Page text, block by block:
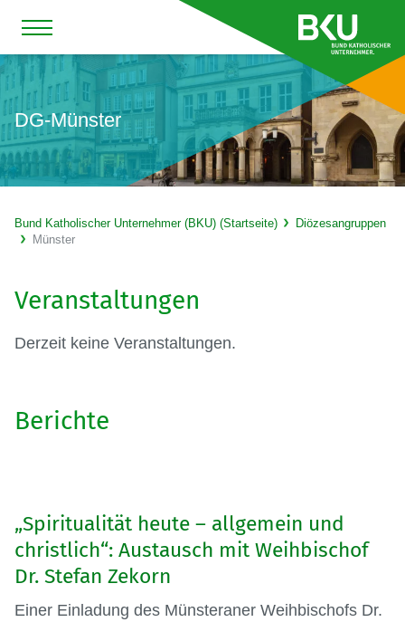
DG-Münster
Bund Katholischer Unternehmer (BKU) (Startseite)
Diözesangruppen
Münster
Veranstaltungen
Derzeit keine Veranstaltungen.
Berichte
„Spiritualität heute – allgemein und
christlich“: Austausch mit Weihbischof
Dr. Stefan Zekorn
Einer Einladung des Münsteraner Weihbischofs Dr.